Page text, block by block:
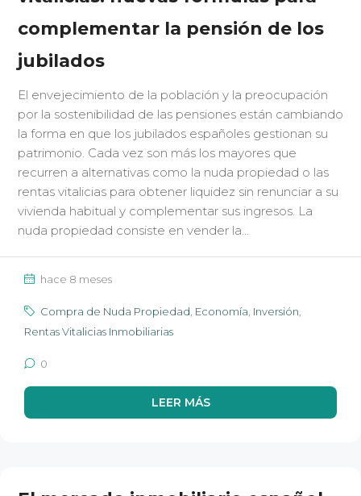
complementar la pensión de los
jubilados
El envejecimiento de la población y la preocupación
por la sostenibilidad de las pensiones están cambiando
la forma en que los jubilados españoles gestionan su
patrimonio. Cada vez son más los mayores que
recurren a alternativas como la nuda propiedad o las
rentas vitalicias para obtener liquidez sin renunciar a su
vivienda habitual y complementar sus ingresos. La
nuda propiedad consiste en vender la...
hace 8 meses
Compra de Nuda Propiedad, Economía, Inversión,
Rentas Vitalicias Inmobiliarias
0
LEER MÁS